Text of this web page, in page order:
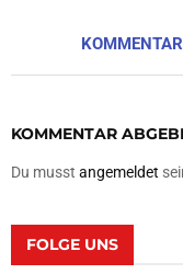
KOMMENTAR
Du musst angemeldet
FOLGE UNS